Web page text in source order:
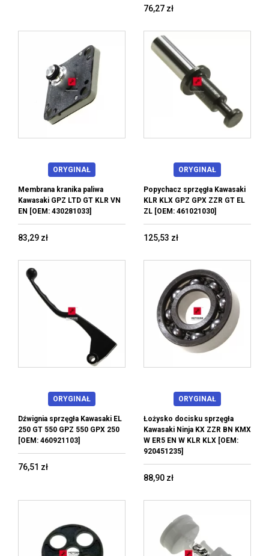
76,27 zł
ORYGINAŁ
Membrana kranika paliwa
Kawasaki GPZ LTD GT KLR VN
EN [OEM: 430281033]
83,29 zł
ORYGINAŁ
Popychacz sprzęgła Kawasaki
KLR KLX GPZ GPX ZZR GT EL
ZL [OEM: 461021030]
125,53 zł
ORYGINAŁ
Dźwignia sprzęgła Kawasaki EL
250 GT 550 GPZ 550 GPX 250
[OEM: 460921103]
76,51 zł
ORYGINAŁ
Łożysko docisku sprzęgła
Kawasaki Ninja KX ZZR BN KMX
W ER5 EN W KLR KLX [OEM:
920451235]
88,90 zł